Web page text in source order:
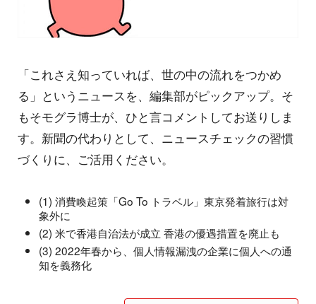
「これさえ知っていれば、世の中の流れをつかめ
る」というニュースを、編集部がピックアップ。そ
もそモグラ博士が、ひと言コメントしてお送りしま
す。新聞の代わりとして、ニュースチェックの習慣
づくりに、ご活用ください。
(1) 消費喚起策「Go To トラベル」東京発着旅行は対
象外に
(2) 米で香港自治法が成立 香港の優遇措置を廃止も
(3) 2022年春から、個人情報漏洩の企業に個人への通
知を義務化